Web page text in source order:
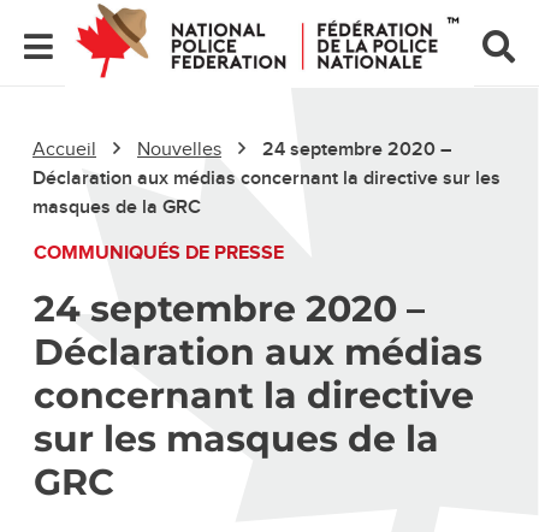
Accueil Nouvelles
24 septembre 2020 –
Déclaration aux médias concernant la directive sur les
masques de la GRC
COMMUNIQUÉS DE PRESSE
24 septembre 2020 –
Déclaration aux médias
concernant la directive
sur les masques de la
GRC